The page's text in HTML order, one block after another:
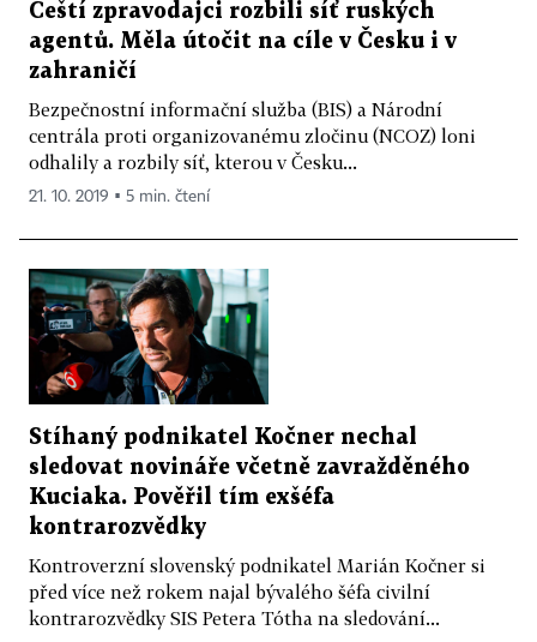
Čeští zpravodajci rozbili síť ruských
agentů. Měla útočit na cíle v Česku i v
zahraničí
Bezpečnostní informační služba (BIS) a Národní
centrála proti organizovanému zločinu (NCOZ) loni
odhalily a rozbily síť, kterou v Česku...
21. 10. 2019 ▪ 5 min. čtení
Stíhaný podnikatel Kočner nechal
sledovat novináře včetně zavražděného
Kuciaka. Pověřil tím exšéfa
kontrarozvědky
Kontroverzní slovenský podnikatel Marián Kočner si
před více než rokem najal bývalého šéfa civilní
kontrarozvědky SIS Petera Tótha na sledování...